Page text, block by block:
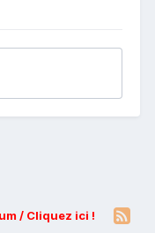
/ Cliquez ici !